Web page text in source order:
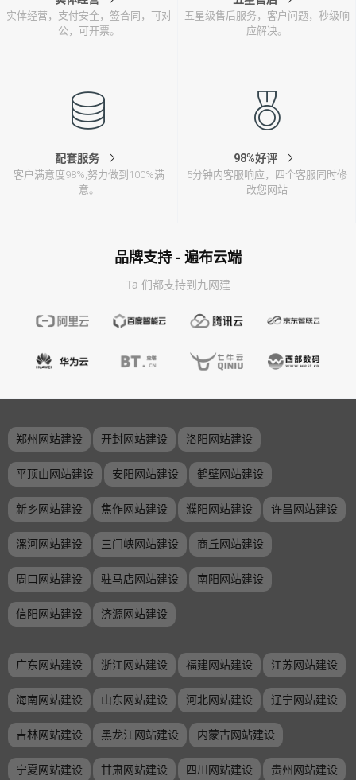
实体经营，支付安全，签合同，可对
公，可开票。
五星级售后服务，客户问题，秒级响
应解决。
配套服务
客户满意度98%,努力做到100%满
意。
98%好评
5分钟内客服响应，四个客服同时修
改您网站
品牌支持 - 遍布云端
Ta 们都支持到九网建
郑州网站建设 开封网站建设 洛阳网站建设
平顶山网站建设 安阳网站建设 鹤壁网站建设
新乡网站建设 焦作网站建设 濮阳网站建设 许昌网站建设
漯河网站建设 三门峡网站建设 商丘网站建设
周口网站建设 驻马店网站建设 南阳网站建设
信阳网站建设 济源网站建设
广东网站建设 浙江网站建设 福建网站建设 江苏网站建设
海南网站建设 山东网站建设 河北网站建设 辽宁网站建设
吉林网站建设 黑龙江网站建设 内蒙古网站建设
宁夏网站建设 甘肃网站建设 四川网站建设 贵州网站建设